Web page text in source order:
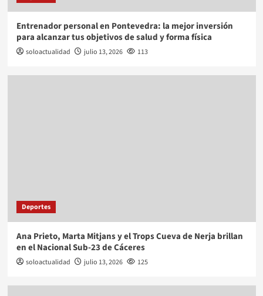
Entrenador personal en Pontevedra: la mejor inversión
para alcanzar tus objetivos de salud y forma física
soloactualidad julio 13, 2026 113
Deportes
Ana Prieto, Marta Mitjans y el Trops Cueva de Nerja brillan
en el Nacional Sub-23 de Cáceres
soloactualidad julio 13, 2026 125